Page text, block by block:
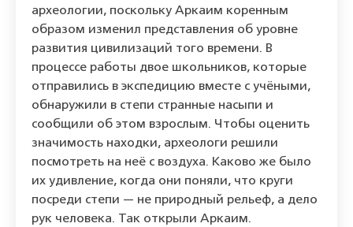
археологии, поскольку Аркаим коренным
образом изменил представления об уровне
развития цивилизаций того времени. В
процессе работы двое школьников, которые
отправились в экспедицию вместе с учёными,
обнаружили в степи странные насыпи и
сообщили об этом взрослым. Чтобы оценить
значимость находки, археологи решили
посмотреть на неё с воздуха. Каково же было
их удивление, когда они поняли, что круги
посреди степи — не природный рельеф, а дело
рук человека. Так открыли Аркаим.